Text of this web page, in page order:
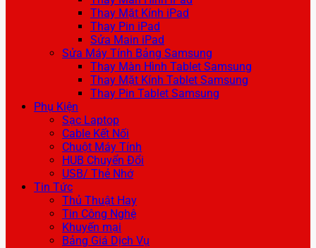
Thay Mặt Kính iPad
Thay Pin iPad
Sửa Main iPad
Sửa Máy Tính Bảng Samsung
Thay Màn Hình Tablet Samsung
Thay Mặt Kính Tablet Samsung
Thay Pin Tablet Samsung
Phụ Kiện
Sạc Laptop
Cable Kết Nối
Chuột Máy Tính
HUB Chuyển Đổi
USB/ Thẻ Nhớ
Tin Tức
Thủ Thuật Hay
Tin Công Nghệ
Khuyến mại
Bảng Giá Dịch Vụ